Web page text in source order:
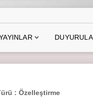
: Özelleştirme